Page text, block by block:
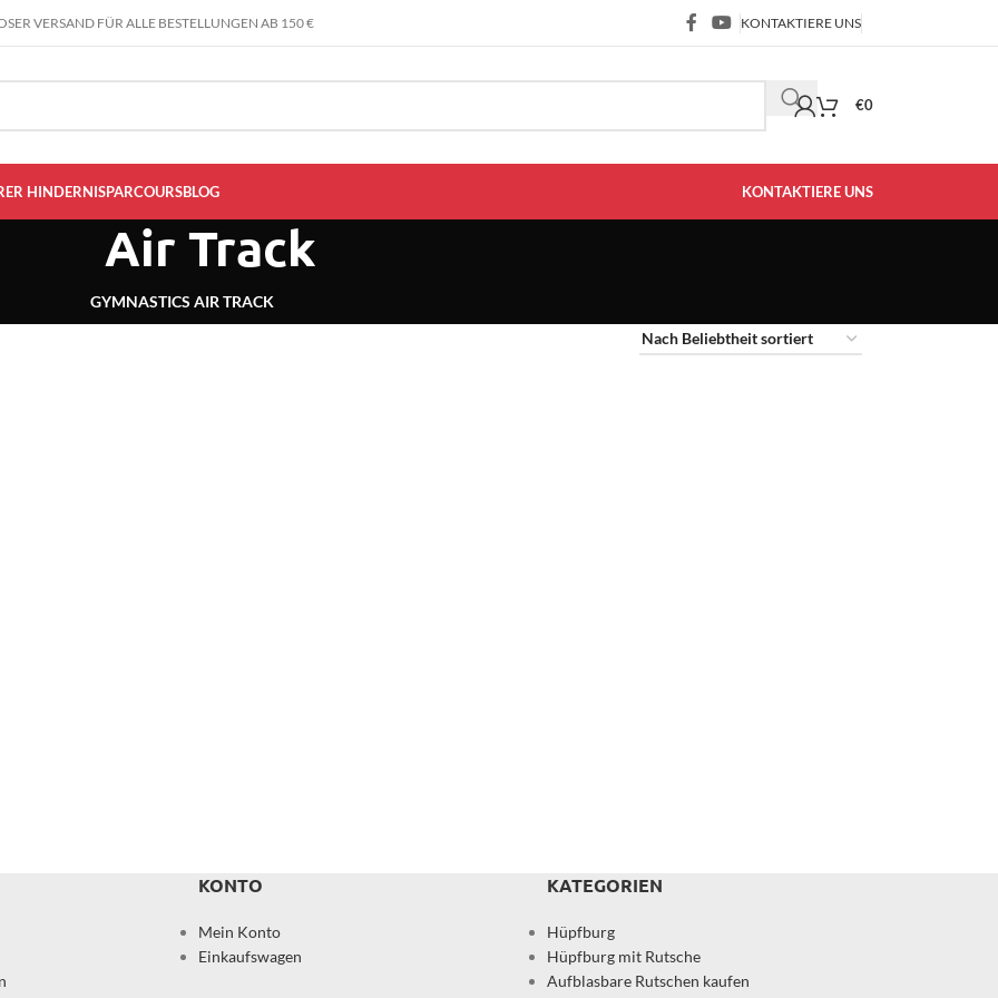
VERSAND FÜR ALLE BESTELLUNGEN AB 150 € KONTAKTIERE UNS
€0
HINDERNISPARCOURSBLOG KONTAKTIERE UNS
Air Track
GYMNASTICS AIR TRACK
KONTO
Mein Konto
Einkaufswagen
KATEGORIEN
Hüpfburg
Hüpfburg mit Rutsche
Aufblasbare Rutschen kaufen